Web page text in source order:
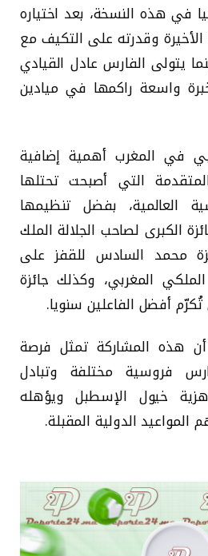
في هذه النسخة، بعد اختياره
الأخيرة وقدرته على التكيف مع
يتولى الفارس عادل القيادي
واسعة راكمها في ميادين
في المغرب أهمية إضافية
التي أصبحت تحتلها
العالمية، بفضل تنظيمها
الكبرى لصاحب الجلالة الملك
محمد السادس للقفز على
المغربي، وكذلك جائزة
أفضل الفاعلين سنويا.
أن هذه المشاركة تمثل فرصة
فروسية مختلفة وتبادل
خيول الإسطبل ويؤهله
الدولية المقبلة.